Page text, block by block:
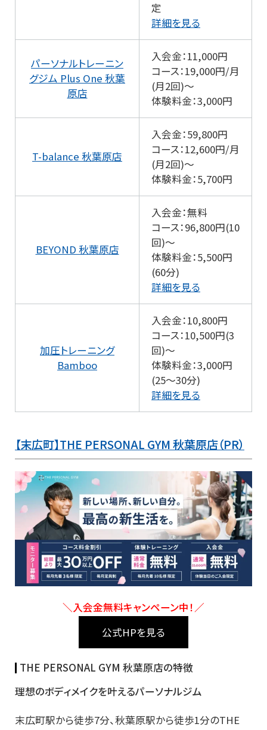
定
詳細を見る
パーソナルトレーニン
グジム Plus One 秋葉
原店
入会金：11,000円
コース：19,000円/月
(月2回)～
体験料金：3,000円
T-balance 秋葉原店
入会金：59,800円
コース：12,600円/月
(月2回)～
体験料金：5,700円
BEYOND 秋葉原店
入会金：無料
コース：96,800円(10
回)～
体験料金：5,500円
(60分)
詳細を見る
加圧トレーニング
Bamboo
入会金：10,800円
コース：10,500円(3
回)～
体験料金：3,000円
(25～30分)
詳細を見る
【末広町】THE PERSONAL GYM 秋葉原店（PR）
＼入会金無料キャンペーン中！／
公式HPを見る
THE PERSONAL GYM 秋葉原店の特徴
理想のボディメイクを叶えるパーソナルジム
末広町駅から徒歩7分、秋葉原駅から徒歩1分のTHE